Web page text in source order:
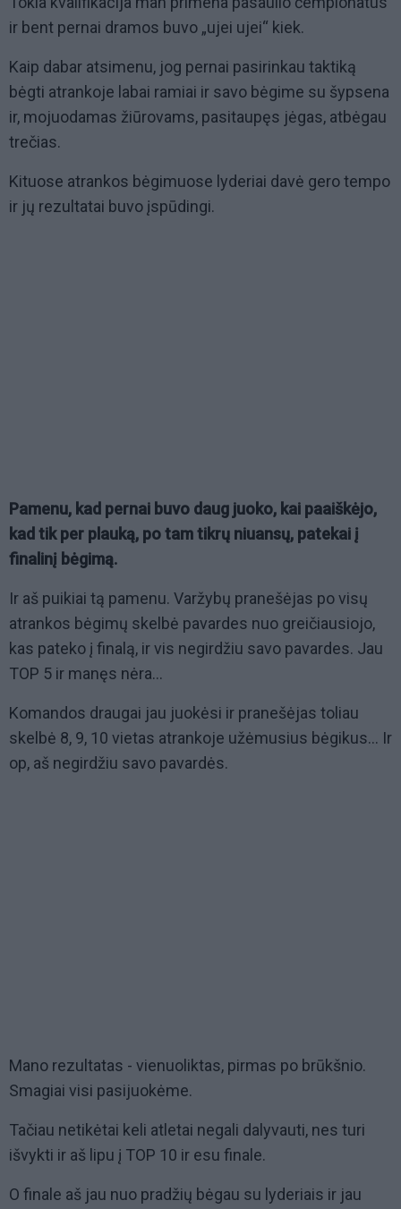
ir bent pernai dramos buvo „ujei ujei“ kiek.
Kaip dabar atsimenu, jog pernai pasirinkau taktiką
bėgti atrankoje labai ramiai ir savo bėgime su šypsena
ir, mojuodamas žiūrovams, pasitaupęs jėgas, atbėgau
trečias.
Kituose atrankos bėgimuose lyderiai davė gero tempo
ir jų rezultatai buvo įspūdingi.
Pamenu, kad pernai buvo daug juoko, kai paaiškėjo,
kad tik per plauką, po tam tikrų niuansų, patekai į
finalinį bėgimą.
Ir aš puikiai tą pamenu. Varžybų pranešėjas po visų
atrankos bėgimų skelbė pavardes nuo greičiausiojo,
kas pateko į finalą, ir vis negirdžiu savo pavardes. Jau
TOP 5 ir manęs nėra...
Komandos draugai jau juokėsi ir pranešėjas toliau
skelbė 8, 9, 10 vietas atrankoje užėmusius bėgikus... Ir
op, aš negirdžiu savo pavardės.
Mano rezultatas - vienuoliktas, pirmas po brūkšnio.
Smagiai visi pasijuokėme.
Tačiau netikėtai keli atletai negali dalyvauti, nes turi
išvykti ir aš lipu į TOP 10 ir esu finale.
O finale aš jau nuo pradžių bėgau su lyderiais ir jau